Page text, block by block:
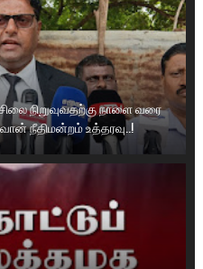
நிறுவுவதற்கு நாளை வரை
நீதிமன்றம் உத்தரவு..!